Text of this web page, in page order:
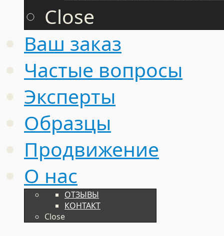
Close
Ваш заказ
Частые вопросы
Эксперты
Образцы
Продвижение
О нас
ОТЗЫВЫ
КОНТАКТ
Close